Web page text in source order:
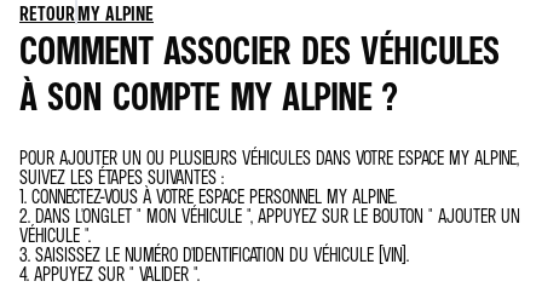
RETOURMY ALPINE
COMMENT ASSOCIER DES VÉHICULES
À SON COMPTE MY ALPINE ?
POUR AJOUTER UN OU PLUSIEURS VÉHICULES DANS VOTRE ESPACE MY ALPINE,
SUIVEZ LES ÉTAPES SUIVANTES :
1. CONNECTEZ-VOUS À VOTRE ESPACE PERSONNEL MY ALPINE.
2. DANS L'ONGLET " MON VÉHICULE ", APPUYEZ SUR LE BOUTON " AJOUTER UN
VÉHICULE ".
3. SAISISSEZ LE NUMÉRO D'IDENTIFICATION DU VÉHICULE (VIN).
4. APPUYEZ SUR " VALIDER ".